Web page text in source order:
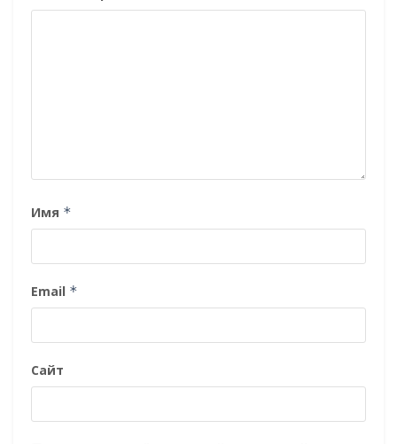
Имя *
Email *
Сайт